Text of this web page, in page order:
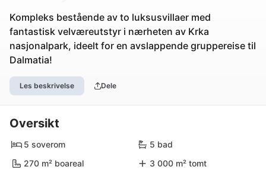
Kompleks bestående av to luksusvillaer med
fantastisk velværeutstyr i nærheten av Krka
nasjonalpark, ideelt for en avslappende gruppereise til
Dalmatia!
Les beskrivelse Dele
Oversikt
5 soverom
5 bad
270 m² boareal
3 000 m² tomt